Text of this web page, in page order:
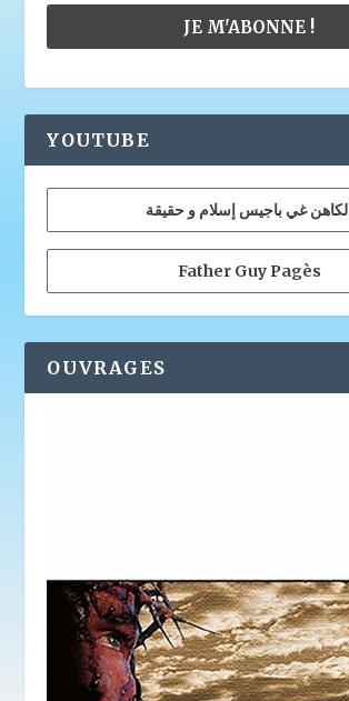
YOUTUBE
الكاهن غي باجيس إسلام و حقيقة
Father Guy Pagès
OUVRAGES